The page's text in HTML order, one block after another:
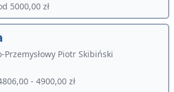
5000,00 zł
Przemysłowy Piotr Skibiński
- 4900,00 zł